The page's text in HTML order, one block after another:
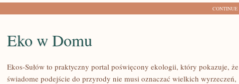
CONTINUE
Eko w Domu
Ekos-Sułów to praktyczny portal poświęcony ekologii, który pokazuje, że
świadome podejście do przyrody nie musi oznaczać wielkich wyrzeczeń,